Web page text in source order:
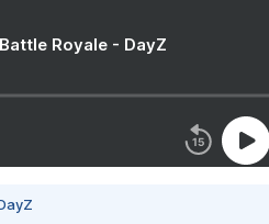
Royale - DayZ